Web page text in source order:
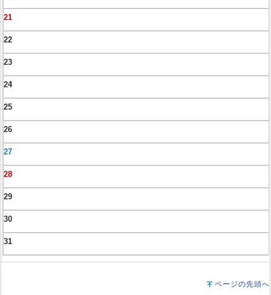
21
22
23
24
25
26
27
28
29
30
31
ページの先頭へ